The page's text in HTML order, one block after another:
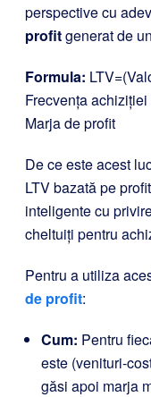
perspective cu
profitgenerat de
Formula:
Frecvența
Marja de profit
De ce este acest
LTV bazată pe
inteligente cu
cheltuiți pentru
Pentru a utiliza
de profit:
Cum: Pentru
este (venituri-
găsi apoi marja